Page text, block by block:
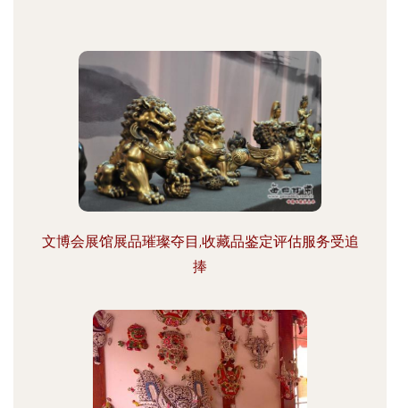
文博会展馆展品璀璨夺目,收藏品鉴定评估服务受追
捧